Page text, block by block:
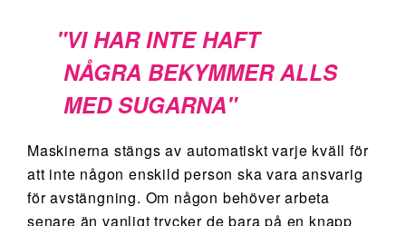
VI HAR INTE HAFT
NÅGRA BEKYMMER ALLS
MED SUGARNA
Maskinerna stängs av automatiskt varje kväll för
att inte någon enskild person ska vara ansvarig
för avstängning. Om någon behöver arbeta
senare än vanligt trycker de bara på en knapp